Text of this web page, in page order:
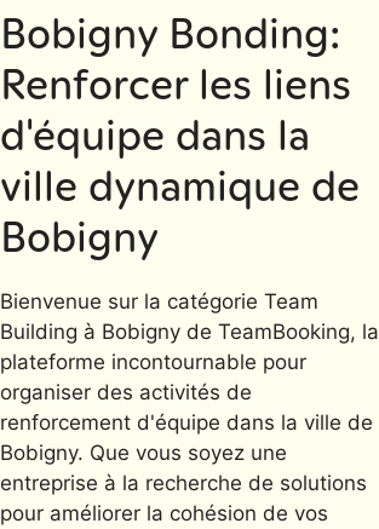
Bobigny Bonding:
Renforcer les liens
d'équipe dans la
ville dynamique de
Bobigny
Bienvenue sur la catégorie Team
Building à Bobigny de TeamBooking, la
plateforme incontournable pour
organiser des activités de
renforcement d'équipe dans la ville de
Bobigny. Que vous soyez une
entreprise à la recherche de solutions
pour améliorer la cohésion de vos